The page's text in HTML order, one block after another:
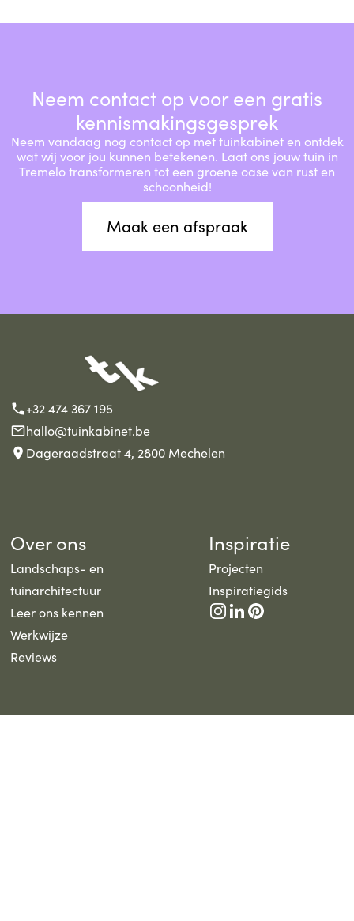
Neem contact op voor een gratis
kennismakingsgesprek
Neem vandaag nog contact op met tuinkabinet en ontdek
wat wij voor jou kunnen betekenen. Laat ons jouw tuin in
Tremelo transformeren tot een groene oase van rust en
schoonheid!
Maak een afspraak
+32 474 367 195
hallo@tuinkabinet.be
Dageraadstraat 4, 2800 Mechelen
Over ons
Landschaps- en
tuinarchitectuur
Leer ons kennen
Werkwijze
Reviews
Inspiratie
Projecten
Inspiratiegids